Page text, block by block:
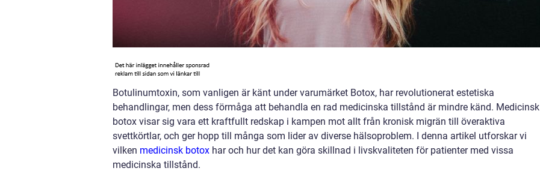
Botulinumtoxin, som vanligen är känt under varumärket Botox, har revolutionerat estetiska
behandlingar, men dess förmåga att behandla en rad medicinska tillstånd är mindre känd. Medicinsk
botox visar sig vara ett kraftfullt redskap i kampen mot allt från kronisk migrän till överaktiva
svettkörtlar, och ger hopp till många som lider av diverse hälsoproblem. I denna artikel utforskar vi
vilken medicinsk botox har och hur det kan göra skillnad i livskvaliteten för patienter med vissa
medicinska tillstånd.